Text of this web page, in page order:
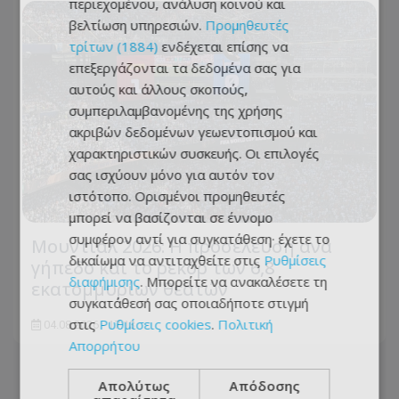
Μουντιάλ 2026: Η προσέλευση ανά
γήπεδο και το ρεκόρ των 6,8
εκατομμυρίων θεατών
04.08.2026 - 17:13
περιεχομένου, ανάλυση κοινού και
βελτίωση υπηρεσιών. Προμηθευτές
τρίτων (1884) ενδέχεται επίσης να
επεξεργάζονται τα δεδομένα σας για
αυτούς και άλλους σκοπούς,
συμπεριλαμβανομένης της χρήσης
ακριβών δεδομένων γεωεντοπισμού και
χαρακτηριστικών συσκευής. Οι επιλογές
σας ισχύουν μόνο για αυτόν τον
ιστότοπο. Ορισμένοι προμηθευτές
μπορεί να βασίζονται σε έννομο
συμφέρον αντί για συγκατάθεση· έχετε το
δικαίωμα να αντιταχθείτε στις Ρυθμίσεις
διαφήμισης. Μπορείτε να ανακαλέσετε τη
συγκατάθεσή σας οποιαδήποτε στιγμή
στις Ρυθμίσεις cookies. Πολιτική
Απορρήτου
Απολύτως
Απόδοσης